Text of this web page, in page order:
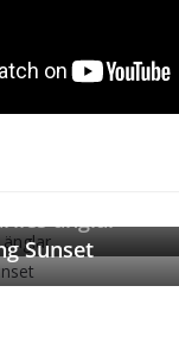
änglar
Sunset